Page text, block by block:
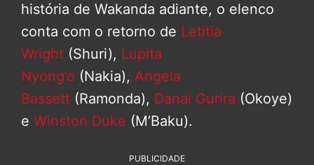
história de Wakanda adiante, o elenco
conta com o retorno de Letitia
Wright (Shuri), Lupita
Nyong’o (Nakia), Angela
Bassett (Ramonda), Danai Gurira (Okoye)
e Winston Duke (M’Baku).
PUBLICIDADE